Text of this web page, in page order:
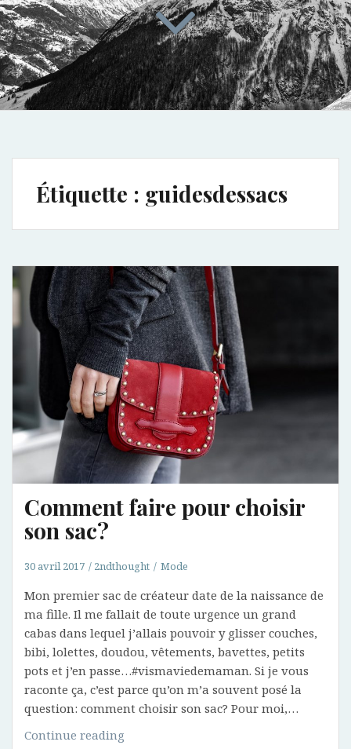
Étiquette : guidesdessacs
Comment faire pour choisir
son sac?
30 avril 2017 2ndthought Mode
Mon premier sac de créateur date de la naissance de
ma fille. Il me fallait de toute urgence un grand
cabas dans lequel j’allais pouvoir y glisser couches,
bibi, lolettes, doudou, vêtements, bavettes, petits
pots et j’en passe…#vismaviedemaman. Si je vous
raconte ça, c’est parce qu’on m’a souvent posé la
question: comment choisir son sac? Pour moi,…
Continue reading